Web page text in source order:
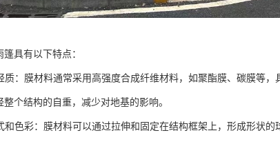
具有以下特点：
质：膜材料通常采用高强度合成纤维材料，如聚酯膜、碳膜等
个结构的自重，减少对地基的影响。
和色彩：膜材料可以通过拉伸和固定在结构框架上，形成形状的